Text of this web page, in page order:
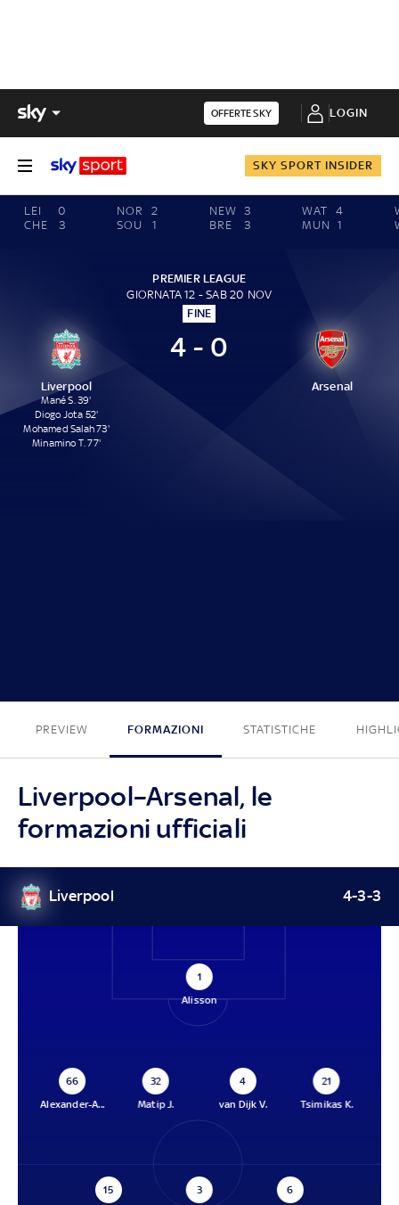
OFFERTE SKY LOGIN
SKY SPORT INSIDER
LEI
0
CHE
3
NOR
2
SOU
1
NEW 3
BRE
3
WAT
4
MUN
1
PREMIER LEAGUE
GIORNATA 12 - SAB 20 NOV
FINE
Liverpool
Mané S. 39'
Diogo Jota 52'
Mohamed Salah 73'
Minamino T. 77'
4 - 0
Arsenal
PREVIEW FORMAZIONI STATISTICHE
Liverpool–Arsenal, le
formazioni ufficiali
Liverpool 4-3-3
1
Alisson
66
Alexander-A...
32
Matip J.
4
van Dijk V.
21
Tsimikas K.
15
3
6